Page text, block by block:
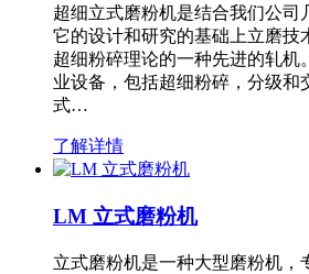
超细立式磨粉机是结合我们公司
它的设计和研究的基础上立磨技
超细粉碎理论的一种先进的轧机
业设备，包括超细粉碎，分级和
式…
了解详情
LM 立式磨粉机
立式磨粉机是一种大型磨粉机，